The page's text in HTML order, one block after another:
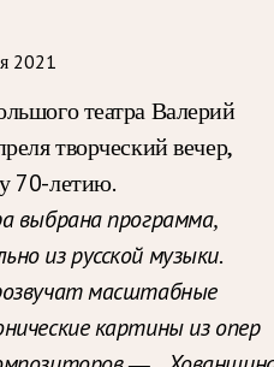
2021
театра Валерий
творческий вечер,
70-летию.
выбрана программа,
из русской музыки.
масштабные
картины из опер